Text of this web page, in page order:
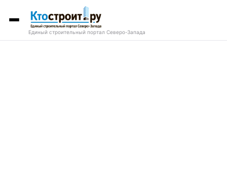
Единый строительный портал Северо-Запада